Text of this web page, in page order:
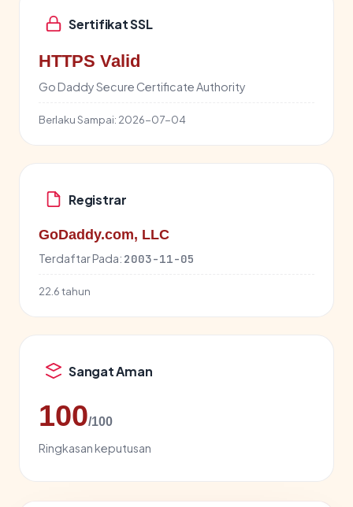
Sertifikat SSL
HTTPS Valid
Go Daddy Secure Certificate Authority
Berlaku Sampai: 2026-07-04
Registrar
GoDaddy.com, LLC
Terdaftar Pada: 2003-11-05
22.6 tahun
Sangat Aman
100/100
Ringkasan keputusan